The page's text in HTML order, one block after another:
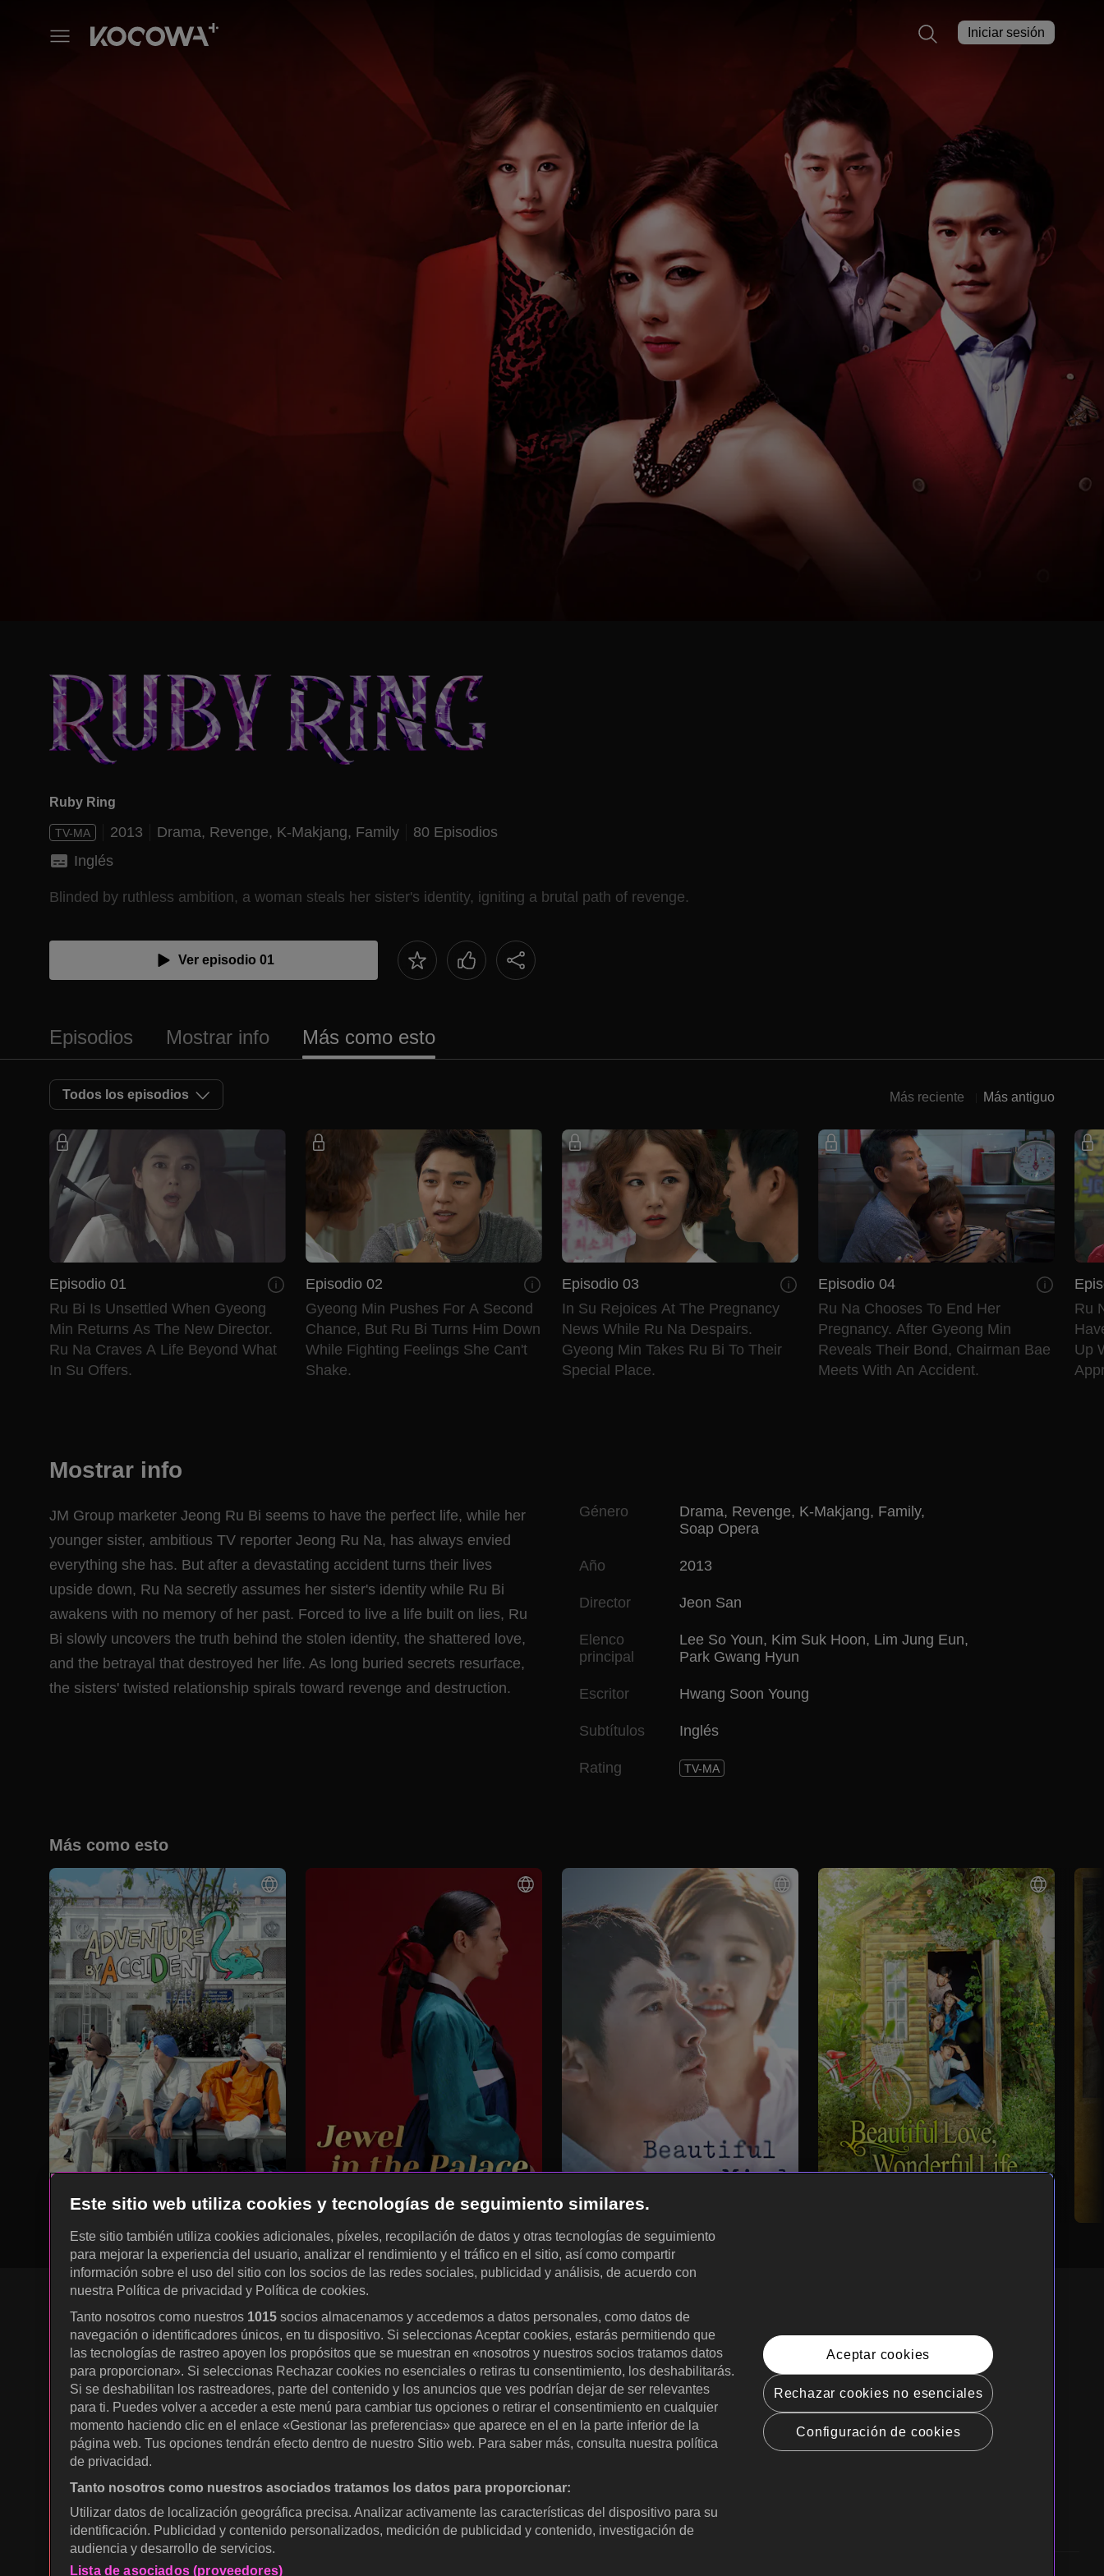
Iniciar sesión
Ruby Ring
TV-MA 2013 Drama, Revenge, K-Makjang, Family
80 Episodios
Inglés
Blinded by ruthless ambition, a woman steals her sister's identity, igniting a brutal path of revenge.
Ver episodio 01
Episodios Mostrar info Más como esto
Todos los episodios Más reciente Más antiguo
Episodio 01
Ru Bi Is Unsettled When Gyeong
Min Returns As The New Director.
Ru Na Craves A Life Beyond What
In Su Offers.
Episodio 02
Gyeong Min Pushes For A Second
Chance, But Ru Bi Turns Him Down
While Fighting Feelings She Can't
Shake.
Episodio 03
In Su Rejoices At The Pregnancy
News While Ru Na Despairs.
Gyeong Min Takes Ru Bi To Their
Special Place.
Episodio 04
Ru Na Chooses To End Her
Pregnancy. After Gyeong Min
Reveals Their Bond, Chairman Bae
Meets With An Accident.
Ru
Up
Mostrar info
JM Group marketer Jeong Ru Bi seems to have the perfect life, while her
younger sister, ambitious TV reporter Jeong Ru Na, has always envied
everything she has. But after a devastating accident turns their lives
upside down, Ru Na secretly assumes her sister's identity while Ru Bi
awakens with no memory of her past. Forced to live a life built on lies, Ru
Bi slowly uncovers the truth behind the stolen identity, the shattered love,
and the betrayal that destroyed her life. As long buried secrets resurface,
the sisters' twisted relationship spirals toward revenge and destruction.
Género Drama, Revenge, K-Makjang, Family,
Soap Opera
Año 2013
Director Jeon San
Elenco
principal
Lee So Youn, Kim Suk Hoon, Lim Jung Eun,
Park Gwang Hyun
Escritor Hwang Soon Young
Subtítulos Inglés
Rating TV-MA
Más como esto
KOCOWA+ Redes sociales
© 2026 KOCOWA+. Todos los derechos
reservados.
KOCOWA+ Español
Centro de ayuda
Términos de uso
Política de privacidad
Política de privacidad (Oceanía)
Política de privacidad (Brasil)
Derechos de privacidad de California
Política de cookies (Administrar tus
preferencias de cookies)
No venda mi información personal
Accesibilidad
Este sitio web utiliza cookies y tecnologías de seguimiento similares.
Este sitio también utiliza cookies adicionales, píxeles, recopilación de datos y otras tecnologías de seguimiento
para mejorar la experiencia del usuario, analizar el rendimiento y el tráfico en el sitio, así como compartir
información sobre el uso del sitio con los socios de las redes sociales, publicidad y análisis, de acuerdo con
nuestra Política de privacidad y Política de cookies.
Tanto nosotros como nuestros 1015 socios almacenamos y accedemos a datos personales, como datos de
navegación o identificadores únicos, en tu dispositivo. Si seleccionas Aceptar cookies, estarás permitiendo que
las tecnologías de rastreo apoyen los propósitos que se muestran en «nosotros y nuestros socios tratamos datos
para proporcionar». Si seleccionas Rechazar cookies no esenciales o retiras tu consentimiento, los deshabilitarás.
Si se deshabilitan los rastreadores, parte del contenido y los anuncios que ves podrían dejar de ser relevantes
para ti. Puedes volver a acceder a este menú para cambiar tus opciones o retirar el consentimiento en cualquier
momento haciendo clic en el enlace «Gestionar las preferencias» que aparece en el en la parte inferior de la
página web. Tus opciones tendrán efecto dentro de nuestro Sitio web. Para saber más, consulta nuestra política
de privacidad.
Tanto nosotros como nuestros asociados tratamos los datos para proporcionar:
Utilizar datos de localización geográfica precisa. Analizar activamente las características del dispositivo para su
identificación. Publicidad y contenido personalizados, medición de publicidad y contenido, investigación de
audiencia y desarrollo de servicios.
Lista de asociados (proveedores)
Aceptar cookies
Rechazar cookies no esenciales
Configuración de cookies